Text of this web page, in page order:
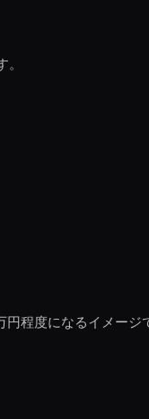
程度になるイメー